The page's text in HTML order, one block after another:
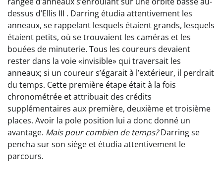
dessus d’Ellis III . Darring étudia attentivement les
anneaux, se rappelant lesquels étaient grands, lesquels
étaient petits, où se trouvaient les caméras et les
bouées de minuterie. Tous les coureurs devaient
rester dans la voie «invisible» qui traversait les
anneaux; si un coureur s’égarait à l’extérieur, il perdrait
du temps. Cette première étape était à la fois
chronométrée et attribuait des crédits
supplémentaires aux première, deuxième et troisième
places. Avoir la pole position lui a donc donné un
avantage. Mais pour combien de temps?Darring se
pencha sur son siège et étudia attentivement le
parcours.